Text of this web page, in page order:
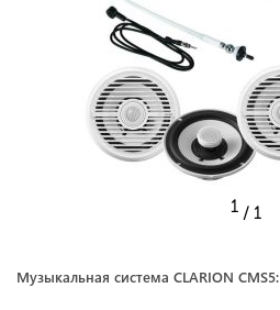
1 / 1
Музыкальная система CLARION CMS5: